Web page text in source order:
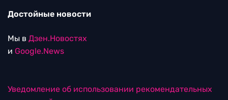
Достойные новости
Мы в Дзен.Новостях
и Google.News
Уведомление об использовании рекомендательных